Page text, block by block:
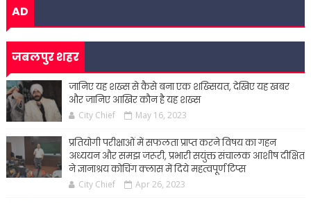
AD
जबलपुर शहर
जानिए यह शख्स से कैसे बना एक शख्सियत, देखिए यह खबर
और जानिए आखिर कौन है यह शख्स
City Chief May 16, 2023
प्रतियोगी परीक्षाओं में सफलता प्राप्त करने विषय का गहन
अध्ययन और समझ जरूरी, प्रभारी सयुंक्त संचालक आशीष दीक्षित
ने ज्ञानाश्रय कोचिंग क्लास में दिये महत्वपूर्ण टिप्स
City Chief Apr 26, 2023